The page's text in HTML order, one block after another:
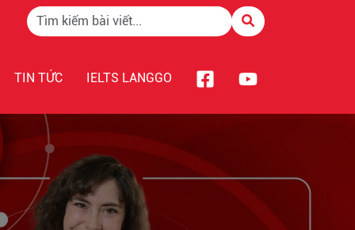
TIN TỨC IELTS LANGGO